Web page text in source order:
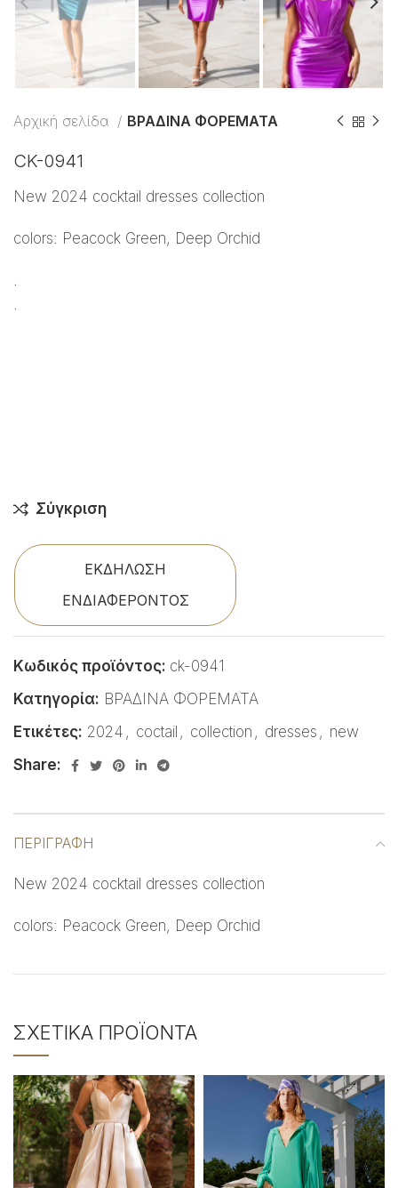
Αρχική σελίδα ΒΡΑΔΙΝΑ ΦΟΡΕΜΑΤΑ
CK-0941
New 2024 cocktail dresses collection
colors: Peacock Green, Deep Orchid
.
.
Σύγκριση
ΕΚΔΗΛΩΣΗ
ΕΝΔΙΑΦΕΡΟΝΤΟΣ
Κωδικός προϊόντος: ck-0941
Κατηγορία: ΒΡΑΔΙΝΑ ΦΟΡΕΜΑΤΑ
Ετικέτες: 2024 , coctail , collection , dresses , new
Share:
ΠΕΡΙΓΡΑΦΉ
New 2024 cocktail dresses collection
colors: Peacock Green, Deep Orchid
ΣΧΕΤΙΚΆ ΠΡΟΪΌΝΤΑ